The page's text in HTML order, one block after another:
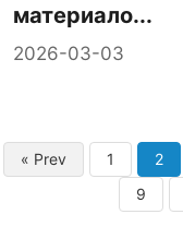
материало...
2026-03-03
« Prev 1 2
9